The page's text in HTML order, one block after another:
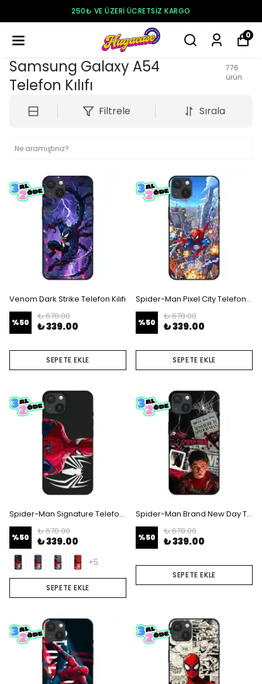
250₺ VE ÜZERI ÜCRETSIZ KARGO
0
Samsung Galaxy A54
Telefon Kılıfı
776
ürün
Filtrele Sırala
Venom Dark Strike Telefon Kılıfı
%50
₺ 678.00
₺ 339.00
SEPETE EKLE
Spider-Man Pixel City Telefon Kılıfı
%50
₺ 678.00
₺ 339.00
SEPETE EKLE
Spider-Man Signature Telefon Kılıfı
%50
₺ 678.00
₺ 339.00
+5
SEPETE EKLE
Spider-Man Brand New Day Telefon Kılıfı
%50
₺ 678.00
₺ 339.00
SEPETE EKLE